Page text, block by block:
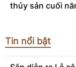
thủy sản cuối
Tin nổi bật